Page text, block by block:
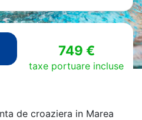
749 €
taxe portuare incluse
de croaziera in Marea